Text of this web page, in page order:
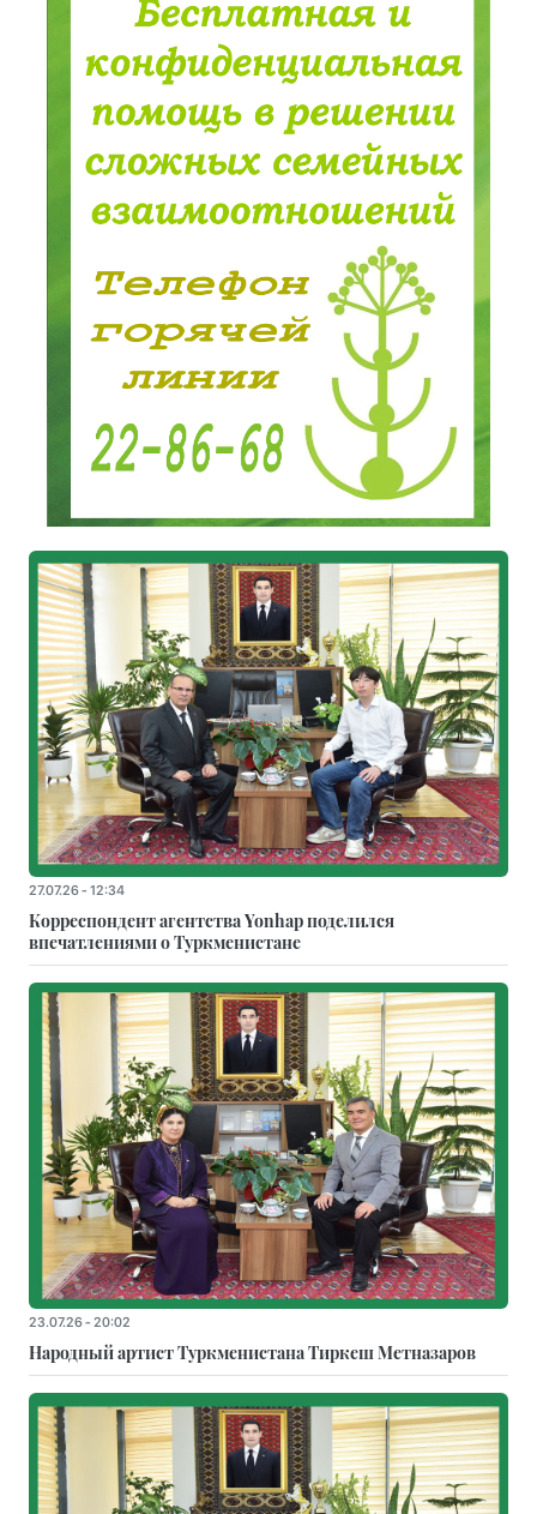
27.07.26 - 12:34
Корреспондент агентства Yonhap поделился
впечатлениями о Туркменистане
23.07.26 - 20:02
Народный артист Туркменистана Тиркеш Мeтназаров